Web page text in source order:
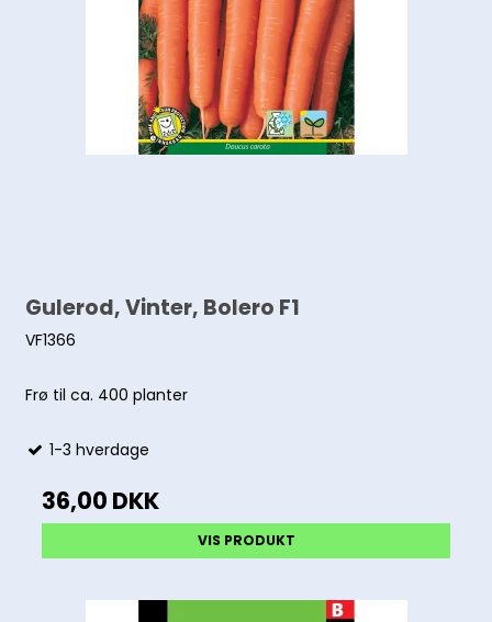
Gulerod, Vinter, Bolero F1
VF1366
Frø til ca. 400 planter
1-3 hverdage
36,00 DKK
VIS PRODUKT